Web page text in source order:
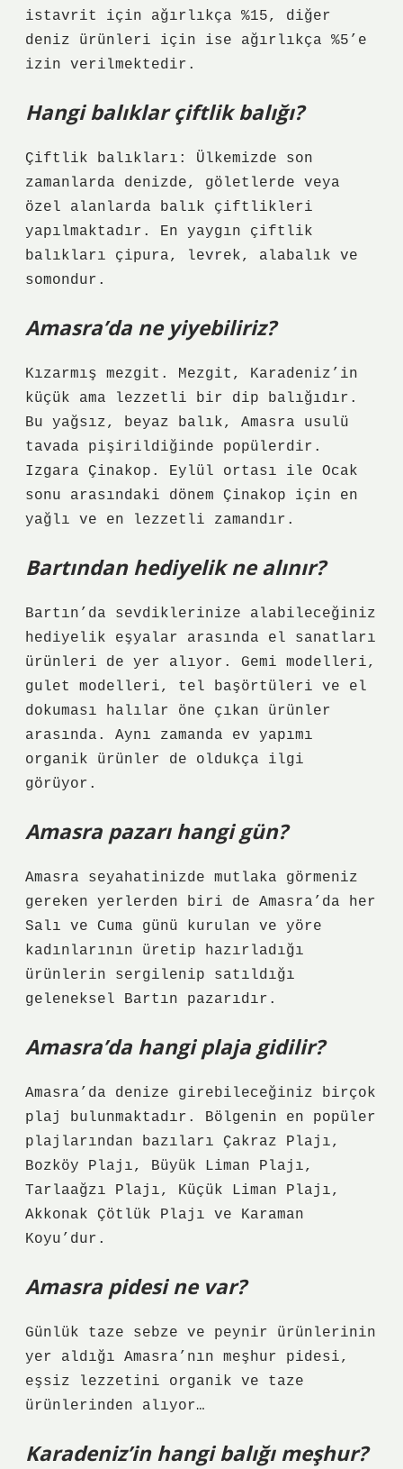
istavrit için ağırlıkça %15, diğer
deniz ürünleri için ise ağırlıkça %5’e
izin verilmektedir.
Hangi balıklar çiftlik balığı?
Çiftlik balıkları: Ülkemizde son
zamanlarda denizde, göletlerde veya
özel alanlarda balık çiftlikleri
yapılmaktadır. En yaygın çiftlik
balıkları çipura, levrek, alabalık ve
somondur.
Amasra’da ne yiyebiliriz?
Kızarmış mezgit. Mezgit, Karadeniz’in
küçük ama lezzetli bir dip balığıdır.
Bu yağsız, beyaz balık, Amasra usulü
tavada pişirildiğinde popülerdir.
Izgara Çinakop. Eylül ortası ile Ocak
sonu arasındaki dönem Çinakop için en
yağlı ve en lezzetli zamandır.
Bartından hediyelik ne alınır?
Bartın’da sevdiklerinize alabileceğiniz
hediyelik eşyalar arasında el sanatları
ürünleri de yer alıyor. Gemi modelleri,
gulet modelleri, tel başörtüleri ve el
dokuması halılar öne çıkan ürünler
arasında. Aynı zamanda ev yapımı
organik ürünler de oldukça ilgi
görüyor.
Amasra pazarı hangi gün?
Amasra seyahatinizde mutlaka görmeniz
gereken yerlerden biri de Amasra’da her
Salı ve Cuma günü kurulan ve yöre
kadınlarının üretip hazırladığı
ürünlerin sergilenip satıldığı
geleneksel Bartın pazarıdır.
Amasra’da hangi plaja gidilir?
Amasra’da denize girebileceğiniz birçok
plaj bulunmaktadır. Bölgenin en popüler
plajlarından bazıları Çakraz Plajı,
Bozköy Plajı, Büyük Liman Plajı,
Tarlaağzı Plajı, Küçük Liman Plajı,
Akkonak Çötlük Plajı ve Karaman
Koyu’dur.
Amasra pidesi ne var?
Günlük taze sebze ve peynir ürünlerinin
yer aldığı Amasra’nın meşhur pidesi,
eşsiz lezzetini organik ve taze
ürünlerinden alıyor…
Karadeniz’in hangi balığı meşhur?